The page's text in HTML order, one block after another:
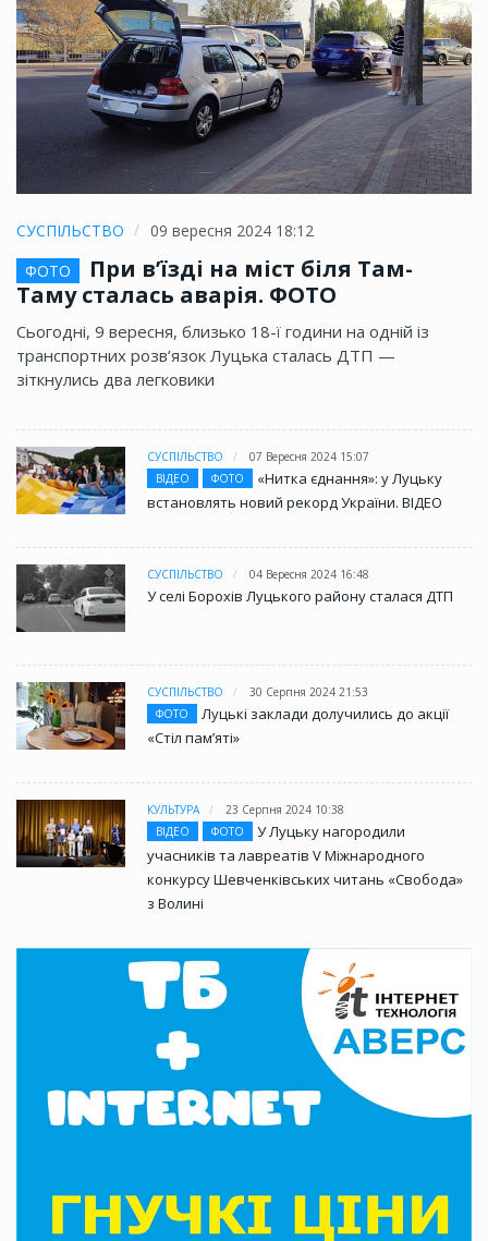
СУСПІЛЬСТВО
09 вересня 2024 18:12
ФОТО
При в’їзді на міст біля Там-
Таму сталась аварія. ФОТО
Сьогодні, 9 вересня, близько 18-ї години на одній із
транспортних розв’язок Луцька сталась ДТП —
зіткнулись два легковики
СУСПІЛЬСТВО
07 Вересня 2024 15:07
ВІДЕО
ФОТО
«Нитка єднання»: у Луцьку
встановлять новий рекорд України. ВІДЕО
СУСПІЛЬСТВО 04 Вересня 2024 16:48
У селі Борохів Луцького району сталася ДТП
СУСПІЛЬСТВО
30 Серпня 2024 21:53
ФОТО
Луцькі заклади долучились до акції
«Стіл памʼяті»
КУЛЬТУРА
23 Серпня 2024 10:38
ВІДЕО
ФОТО
У Луцьку нагородили
учасників та лавреатів V Міжнародного
конкурсу Шевченківських читань «Свобода»
з Волині